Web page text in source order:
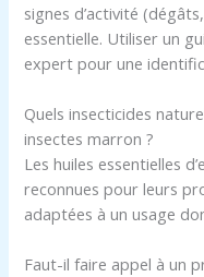
signes d’activité
essentielle. Utiliser un
expert pour une
Quels insecticides
insectes marron ?
Les huiles essentielles
reconnues pour leurs
adaptées à un usage
Faut-il faire appel à un